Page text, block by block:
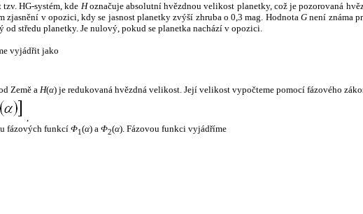
HG-systém, kde Hoznačuje absolutní hvězdnou velikost planetky, což je pozorovaná
zjasnění v opozici, kdy se jasnost planetky zvýší zhruba o 0,3 mag. HodnotaG není známa
od středu planetky. Je nulový, pokud se planetka nachází v opozici.
vyjádřit jako
Země a H(α) je redukovaná hvězdná velikost. Její velikost vypočteme pomocí fázového
,
fázových funkcí Φ1(α) a Φ2(α). Fázovou funkci vyjádříme